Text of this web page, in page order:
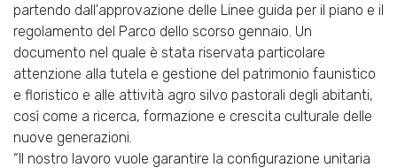
partendo dall'approvazione delle Linee guida per il piano e il
regolamento del Parco dello scorso gennaio. Un
documento nel quale è stata riservata particolare
attenzione alla tutela e gestione del patrimonio faunistico
e floristico e alle attività agro silvo pastorali degli abitanti,
così come a ricerca, formazione e crescita culturale delle
nuove generazioni.
“Il nostro lavoro vuole garantire la configurazione unitaria